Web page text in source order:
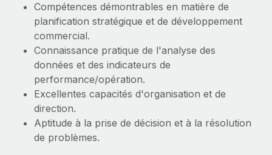
Compétences démontrables en matière de
planification stratégique et de développement
commercial.
Connaissance pratique de l'analyse des
données et des indicateurs de
performance/opération.
Excellentes capacités d'organisation et de
direction.
Aptitude à la prise de décision et à la résolution
de problèmes.